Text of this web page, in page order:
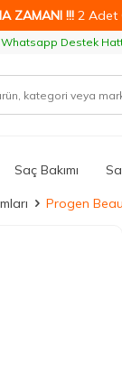
ZAMANI !!! 2 Adet
Whatsapp Destek
Saç Bakımı
Progen